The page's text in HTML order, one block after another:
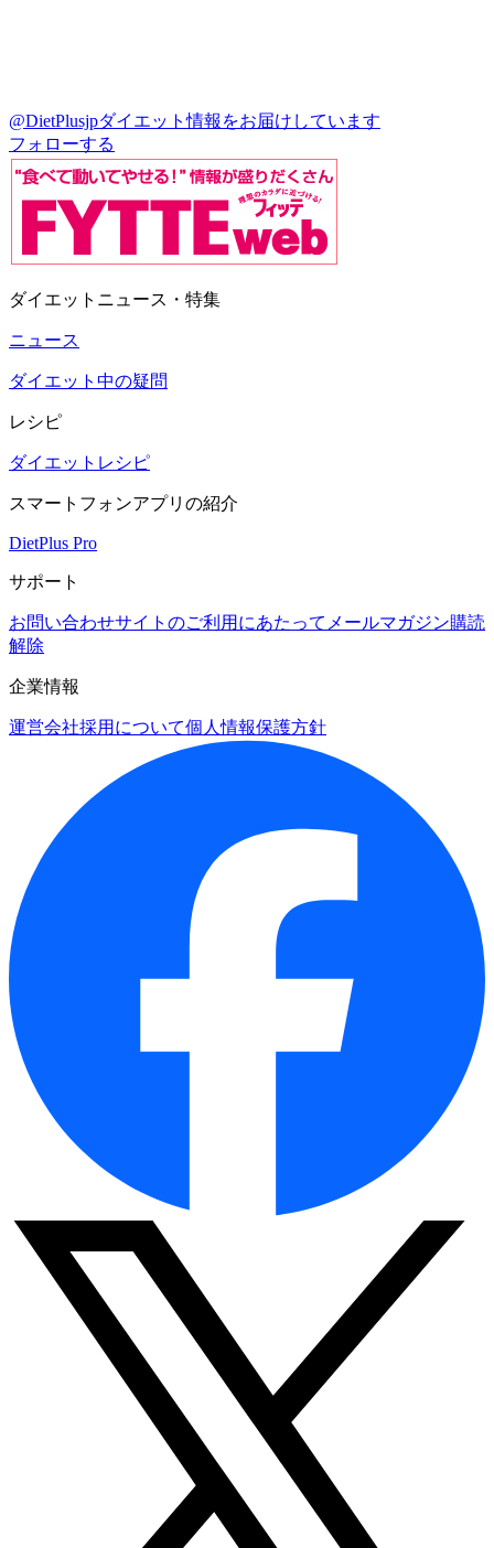
@DietPlusjpダイエット情報をお届けしています
フォローする
ダイエットニュース・特集
ニュース
ダイエット中の疑問
レシピ
ダイエットレシピ
スマートフォンアプリの紹介
DietPlus Pro
サポート
お問い合わせサイトのご利用にあたって メールマガジン購読
解除
企業情報
運営会社採用について個人情報保護方針